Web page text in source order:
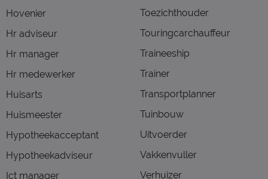
Hovenier
Hr adviseur
Hr manager
Hr medewerker
Huisarts
Huismeester
Hypotheekacceptant
Hypotheekadviseur
Ict manager
Toezichthouder
Touringcarchauffeur
Traineeship
Trainer
Transportplanner
Tuinbouw
Uitvoerder
Vakkenvuller
Verhuizer